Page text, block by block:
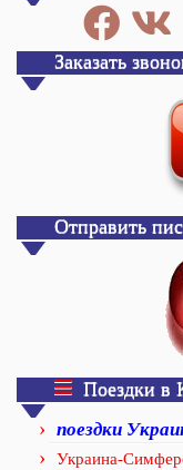
Заказать
Отправить
Поездки в
поездки
Украина-